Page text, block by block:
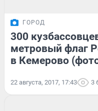
ГОРОД
300
метровый флаг
в Кемерово
22 августа, 2017, 17:43 3